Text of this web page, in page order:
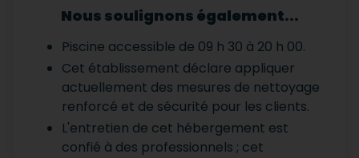
Nous soulignons également...
Piscine accessible de 09 h 30 à 20 h 00.
Cet établissement déclare appliquer
actuellement des mesures de nettoyage
renforcé et de sécurité pour les clients.
L'entretien de cet hébergement est
confié à des professionnels ; cet